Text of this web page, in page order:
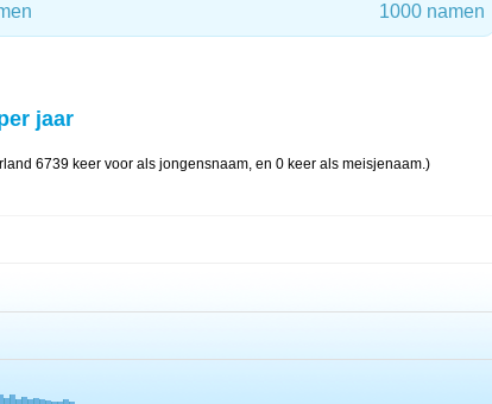
1000 namen
jaar
6739 keer voor als jongensnaam, en 0 keer als meisjenaam.)